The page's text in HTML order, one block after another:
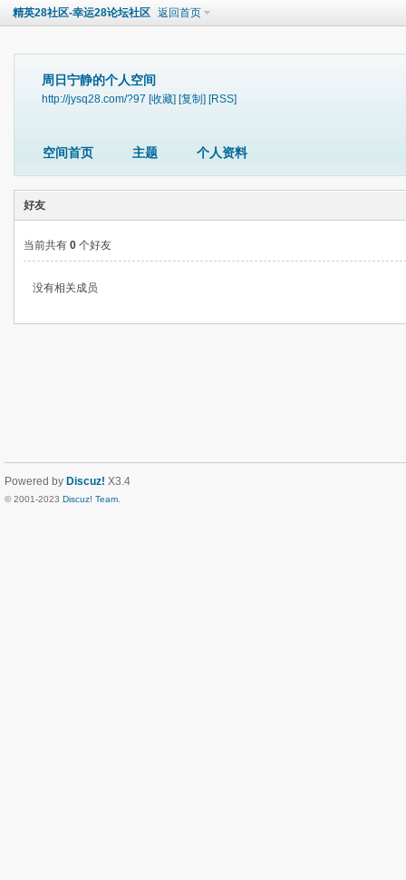
精英28社区-幸运28论坛社区 返回首页
周日宁静的个人空间
http://jysq28.com/?97 [收藏] [复制] [RSS]
空间首页 主题 个人资料
好友
当前共有 0 个好友
没有相关成员
Powered by Discuz! X3.4
© 2001-2023 Discuz! Team